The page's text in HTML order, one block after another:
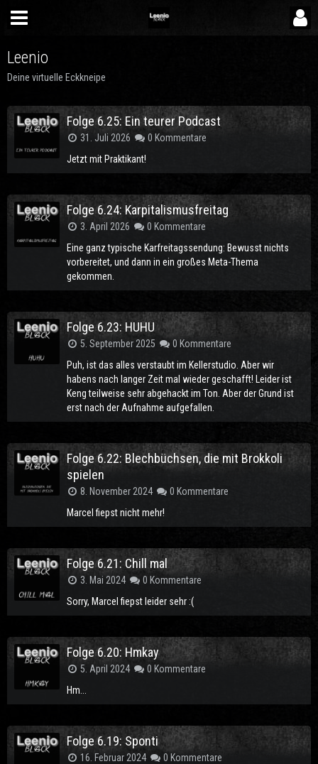
Leenio
Deine virtuelle Eckkneipe
Folge 6.25: Ein teurer Podcast
31. Juli 2026
0 Kommentare
Jetzt mit Praktikant!
Folge 6.24: Karpitalismusfreitag
3. April 2026
0 Kommentare
Eine ganz typische Karfreitagssendung: Bewusst nichts
vorbereitet, und dann in ein großes Meta-Thema
gekommen.
Folge 6.23: HUHU
5. September 2025
0 Kommentare
Puh, ist das alles verstaubt im Kellerstudio. Aber wir
habens nach langer Zeit mal wieder geschafft! Leider ist
Keng teilweise sehr abgehackt im Ton. Aber der Grund ist
erst nach der Aufnahme aufgefallen.
Folge 6.22: Blechbüchsen, die mit Brokkoli
spielen
8. November 2024
0 Kommentare
Marcel fiepst nicht mehr!
Folge 6.21: Chill mal
3. Mai 2024
0 Kommentare
Sorry, Marcel fiepst leider sehr :(
Folge 6.20: Hmkay
5. April 2024
0 Kommentare
Hm...
Folge 6.19: Sponti
16. Februar 2024
0 Kommentare